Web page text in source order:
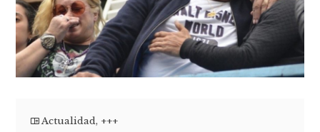
Actualidad, +++